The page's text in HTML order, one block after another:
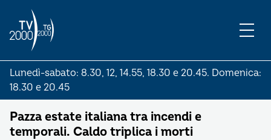
Lunedì-sabato: 8.30, 12, 14.55, 18.30 e 20.45. Domenica:
18.30 e 20.45
Pazza estate italiana tra incendi e
temporali. Caldo triplica i morti